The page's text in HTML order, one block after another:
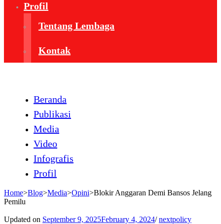
Profil
Tentang Lembaga
Kontak
Beranda
Publikasi
Media
Video
Infografis
Profil
Home>Blog>Media>Opini>Blokir Anggaran Demi Bansos Jelang
Pemilu
Updated on September 9, 2025February 4, 2024/ nextpolicy